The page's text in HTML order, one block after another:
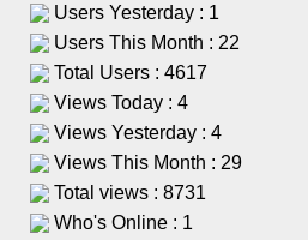
Users Yesterday : 1
Users This Month : 22
Total Users : 4617
Views Today : 4
Views Yesterday : 4
Views This Month : 29
Total views : 8731
Who's Online : 1